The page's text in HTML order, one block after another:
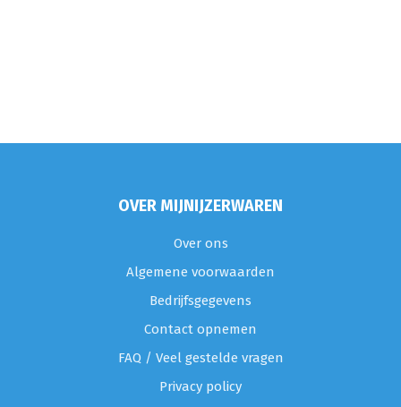
OVER MIJNIJZERWAREN
Over ons
Algemene voorwaarden
Bedrijfsgegevens
Contact opnemen
FAQ / Veel gestelde vragen
Privacy policy